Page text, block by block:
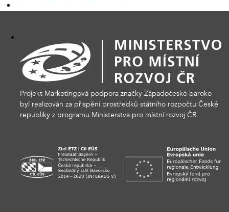
Projekt Marketingová podpora značky Západočeské baroko
byl realizován za přispění prostředků státního rozpočtu České
republiky z programu Ministerstva pro místní rozvoj ČR.